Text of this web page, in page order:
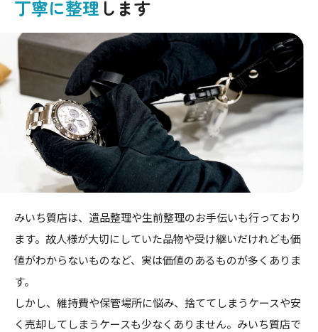
丁寧に整理 します
みいち質店は、遺品整理や生前整理のお手伝いも行っており
ます。故人様が大切にしていた品物や受け継いだけれども価
値がわからないものなど、実は価値のあるものが多くありま
す。
しかし、維持費や保管場所に悩み、捨ててしまうケースや安
く売却してしまうケースも少なくありません。みいち質店で